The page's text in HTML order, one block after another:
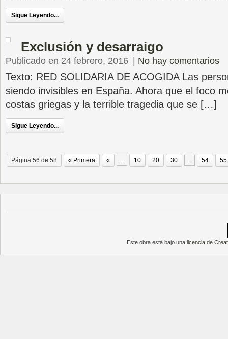
Sigue Leyendo...
Exclusión y desarraigo
Publicado en 24 febrero, 2016 No hay comentarios
Texto: RED SOLIDARIA DE ACOGIDA Las
siendo invisibles en España. Ahora que el foco
costas griegas y la terrible tragedia que se […]
Sigue Leyendo...
Página 56 de 58 « Primera « ... 10 20 30 ... 54 55
Este obra está bajo unalicencia de